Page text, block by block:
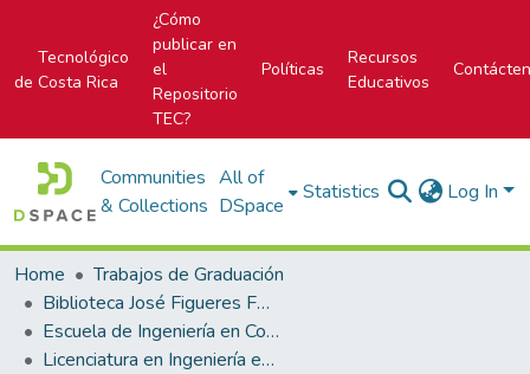
Tecnológico
de Costa Rica
¿Cómo
publicar en
el
Repositorio
TEC?
Políticas
Recursos
Educativos
Communities
& Collections
All of
DSpace
Statistics Log In
Home
Trabajos de Graduación
Biblioteca José Figueres Ferrer
Escuela de Ingeniería en Construcción
Licenciatura en Ingeniería en Construcción